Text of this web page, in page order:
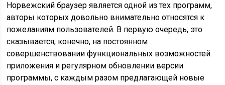
Норвежский браузер является одной из тех программ,
авторы которых довольно внимательно относятся к
пожеланиям пользователей. В первую очередь, это
сказывается, конечно, на постоянном
совершенствовании функциональных возможностей
приложения и регулярном обновлении версии
программы, с каждым разом предлагающей новые